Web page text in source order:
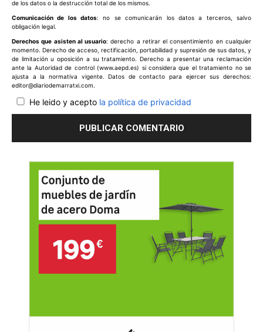
de los datos o la destrucción total de los mismos.
Comunicación de los datos: no se comunicarán los datos a terceros, salvo
obligación legal.
Derechos que asisten al usuario: derecho a retirar el consentimiento en cualquier
momento. Derecho de acceso, rectificación, portabilidad y supresión de sus datos, y
de limitación u oposición a su tratamiento. Derecho a presentar una reclamación
ante la Autoridad de control (www.aepd.es) si considera que el tratamiento no se
ajusta a la normativa vigente. Datos de contacto para ejercer sus derechos:
editor@diariodemarratxi.com.
He leido y acepto la política de privacidad